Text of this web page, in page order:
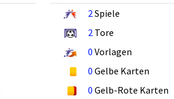
2Spiele
2 Tore
0 Vorlagen
0 Gelbe Karten
0 Gelb-Rote Karten